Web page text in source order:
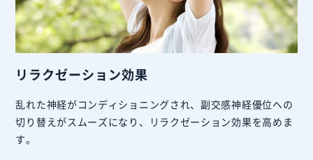
リラクゼーション効果
乱れた神経がコンディショニングされ、副交感神経優位への
切り替えがスムーズになり、リラクゼーション効果を高めま
す。